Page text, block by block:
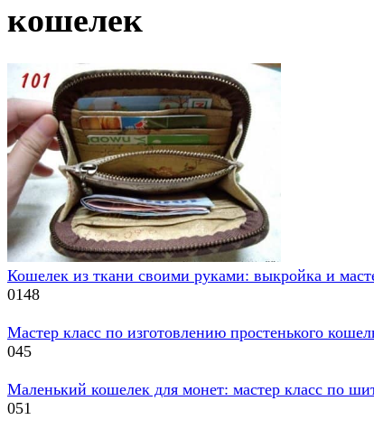
кошелек
Кошелек из ткани своими руками: выкройка и
0148
Мастер класс по изготовлению простенького
045
Маленький кошелек для монет: мастер класс по
051